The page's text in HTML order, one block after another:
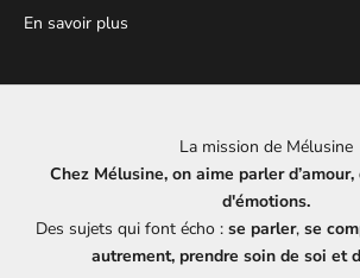
En savoir plus
La mission de Mélusine
Chez Mélusine, on aime parler
d'émotions.
Des sujets qui font écho : se parler, se
autrement, prendre soin de soi et